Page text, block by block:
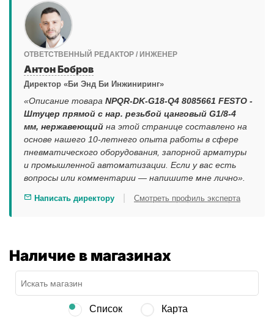
ОТВЕТСТВЕННЫЙ РЕДАКТОР / ИНЖЕНЕР
Антон Бобров
Директор «Би Энд Би Инжиниринг»
«Описание товара NPQR-DK-G18-Q4 8085661 FESTO -
Штуцер прямой с нар. резьбой цанговый G1/8-4
мм, нержавеющий на этой странице составлено на
основе нашего 10-летнего опыта работы в сфере
пневматического оборудования, запорной арматуры
и промышленной автоматизации. Если у вас есть
вопросы или комментарии — напишите мне лично».
Написать директору Смотреть профиль эксперта
Наличие в магазинах
Список Карта